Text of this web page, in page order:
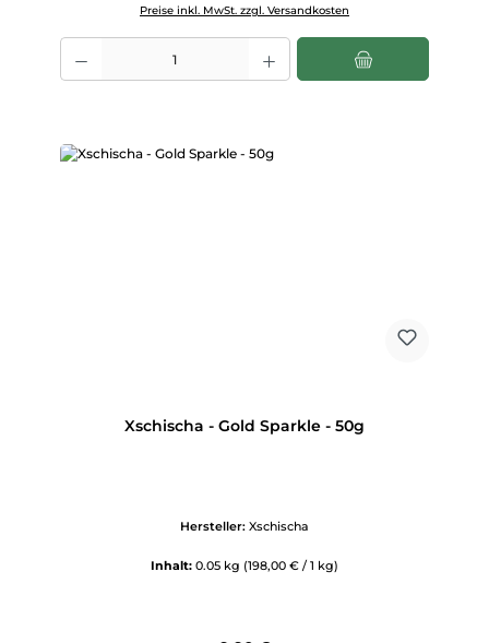
Preise inkl. MwSt. zzgl. Versandkosten
Produkt Anzahl: Gib den gewünschten Wert ein oder benutze die
Xschischa - Gold Sparkle - 50g
Hersteller: Xschischa
Inhalt: 0.05 kg (198,00 € / 1 kg)